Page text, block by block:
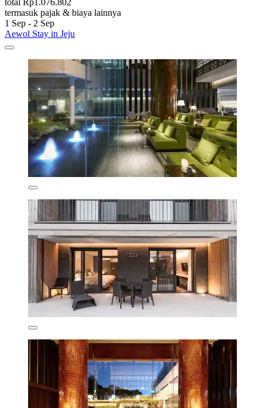
total Rp1.076.802
termasuk pajak & biaya lainnya
1 Sep - 2 Sep
Aewol Stay in Jeju